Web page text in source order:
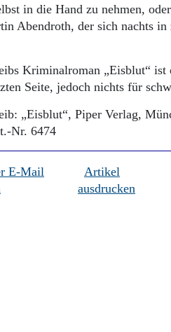
in die Hand zu nehmen,
Abendroth, der sich nachts
Kriminalroman „Eisblut“ ist
Seite, jedoch nichts für
„Eisblut“, Piper Verlag,
Nr. 6474
E-Mail
Artikel
ausdrucken